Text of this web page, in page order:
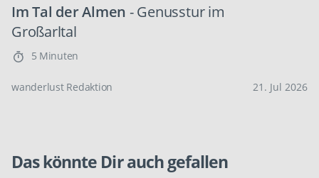
Im Tal der Almen - Genusstur im
Großarltal
5 Minuten
wanderlust Redaktion 21. Jul 2026
Das könnte Dir auch gefallen